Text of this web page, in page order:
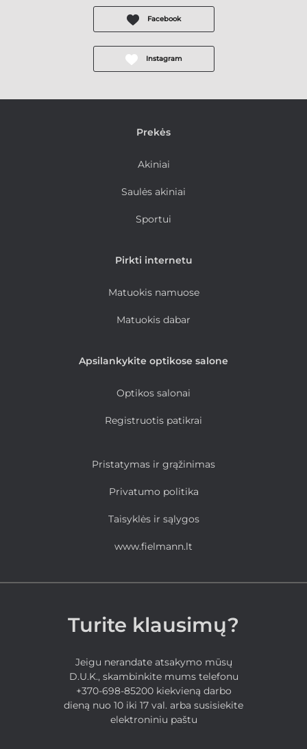
Facebook
Instagram
Prekės
Akiniai
Saulės akiniai
Sportui
Pirkti internetu
Matuokis namuose
Matuokis dabar
Apsilankykite optikose salone
Optikos salonai
Registruotis patikrai
Pristatymas ir grąžinimas
Privatumo politika
Taisyklės ir sąlygos
www.fielmann.lt
Turite klausimų?
Jeigu nerandate atsakymo mūsų
D.U.K., skambinkite mums telefonu
+370-698-85200 kiekvieną darbo
dieną nuo 10 iki 17 val. arba susisiekite
elektroniniu paštu